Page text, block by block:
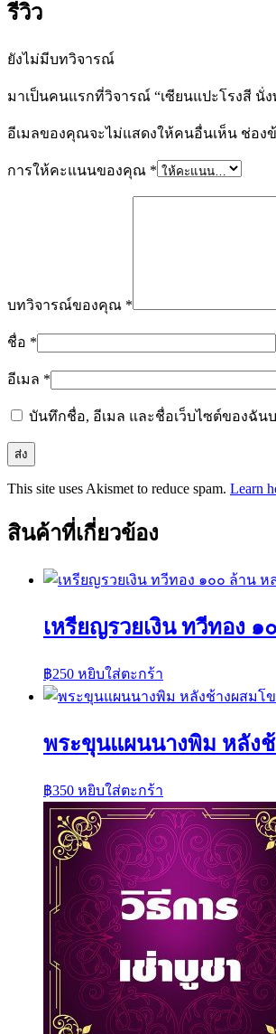
รีวิว
ยังไม่มีบทวิจารณ์
มาเป็นคนแรกที่วิจารณ์ “เซียนแปะโรงสี นั่
อีเมลของคุณจะไม่แสดงให้คนอื่นเห็น ช่อง
การให้คะแนนของคุณ *
บทวิจารณ์ของคุณ *
ชื่อ *
อีเมล *
บันทึกชื่อ, อีเมล และชื่อเว็บไซต์ของฉัน
This site uses Akismet to reduce spam. Learn
สินค้าที่เกี่ยวข้อง
เหรียญรวยเงิน ทวีทอง
฿250 หยิบใส่ตะกร้า
พระขุนแผนนางพิม หลังช้
฿350 หยิบใส่ตะกร้า